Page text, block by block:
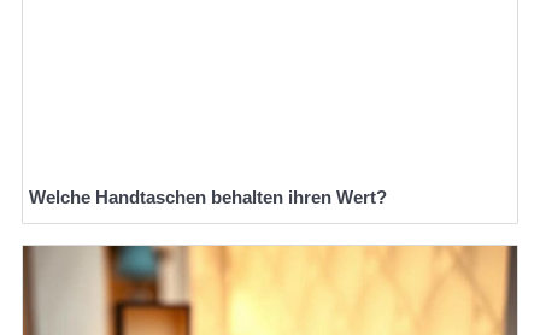
Welche Handtaschen behalten ihren Wert?